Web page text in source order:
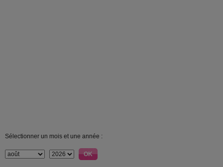
Sélectionner un mois et une année :